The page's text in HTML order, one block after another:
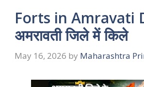
Forts in Amravati
अमरावती जिले में किले
May 16, 2026 by Maharashtra